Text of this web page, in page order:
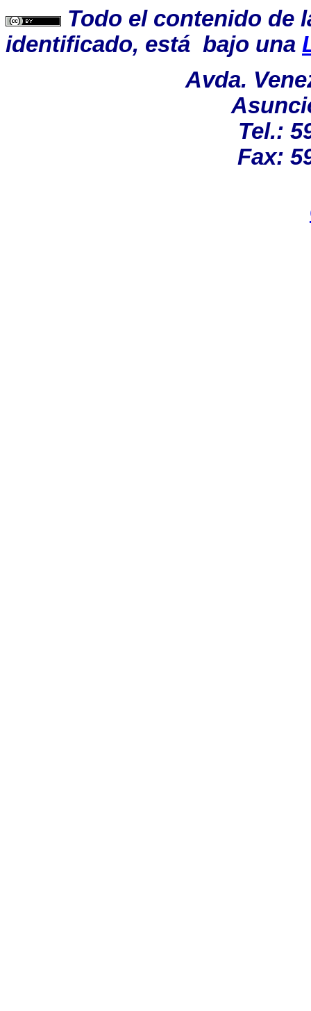
Todo el contenido de
identificado, está bajo una
Avda.
Tel.:
Fax: